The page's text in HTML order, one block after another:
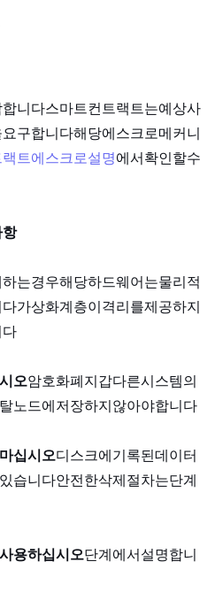
니다. 스마트 컨트랙트는 예상 사
구합니다. 해당 에스크로 메커니
트 에스크로 설명에서 확인할 수
:
는 경우, 해당 하드웨어는 물리적
. 가상화 계층이 격리를 제공하지
.
오.암호화폐 지갑, 다른 시스템의 SSH
탈 노드에 저장하지 않아야 합니다.
십시오.디스크에 기록된 데이터
습니다. 안전한 삭제 절차는 단계 6
용하십시오.단계 3에서 설명합니